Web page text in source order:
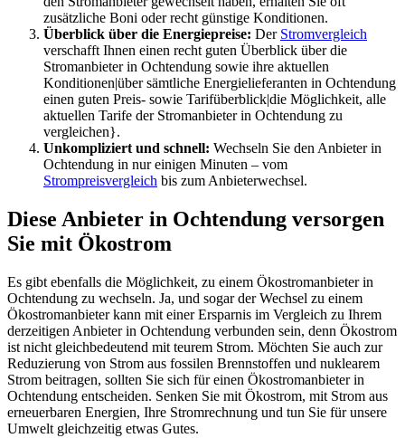
zusätzliche Boni oder recht günstige Konditionen.
Überblick über die Energiepreise: Der Stromvergleich
verschafft Ihnen einen recht guten Überblick über die
Stromanbieter in Ochtendung sowie ihre aktuellen
Konditionen|über sämtliche Energielieferanten in Ochtendung
einen guten Preis- sowie Tarifüberblick|die Möglichkeit, alle
aktuellen Tarife der Stromanbieter in Ochtendung zu
vergleichen}.
Unkompliziert und schnell: Wechseln Sie den Anbieter in
Ochtendung in nur einigen Minuten – vom
Strompreisvergleich bis zum Anbieterwechsel.
Diese Anbieter in Ochtendung versorgen
Sie mit Ökostrom
Es gibt ebenfalls die Möglichkeit, zu einem Ökostromanbieter in
Ochtendung zu wechseln. Ja, und sogar der Wechsel zu einem
Ökostromanbieter kann mit einer Ersparnis im Vergleich zu Ihrem
derzeitigen Anbieter in Ochtendung verbunden sein, denn Ökostrom
ist nicht gleichbedeutend mit teurem Strom. Möchten Sie auch zur
Reduzierung von Strom aus fossilen Brennstoffen und nuklearem
Strom beitragen, sollten Sie sich für einen Ökostromanbieter in
Ochtendung entscheiden. Senken Sie mit Ökostrom, mit Strom aus
erneuerbaren Energien, Ihre Stromrechnung und tun Sie für unsere
Umwelt gleichzeitig etwas Gutes.